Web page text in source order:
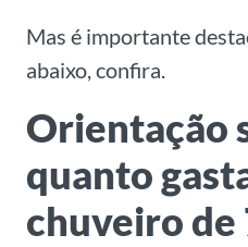
Mas é importante
abaixo, confira.
Orientação
quanto
chuveiro